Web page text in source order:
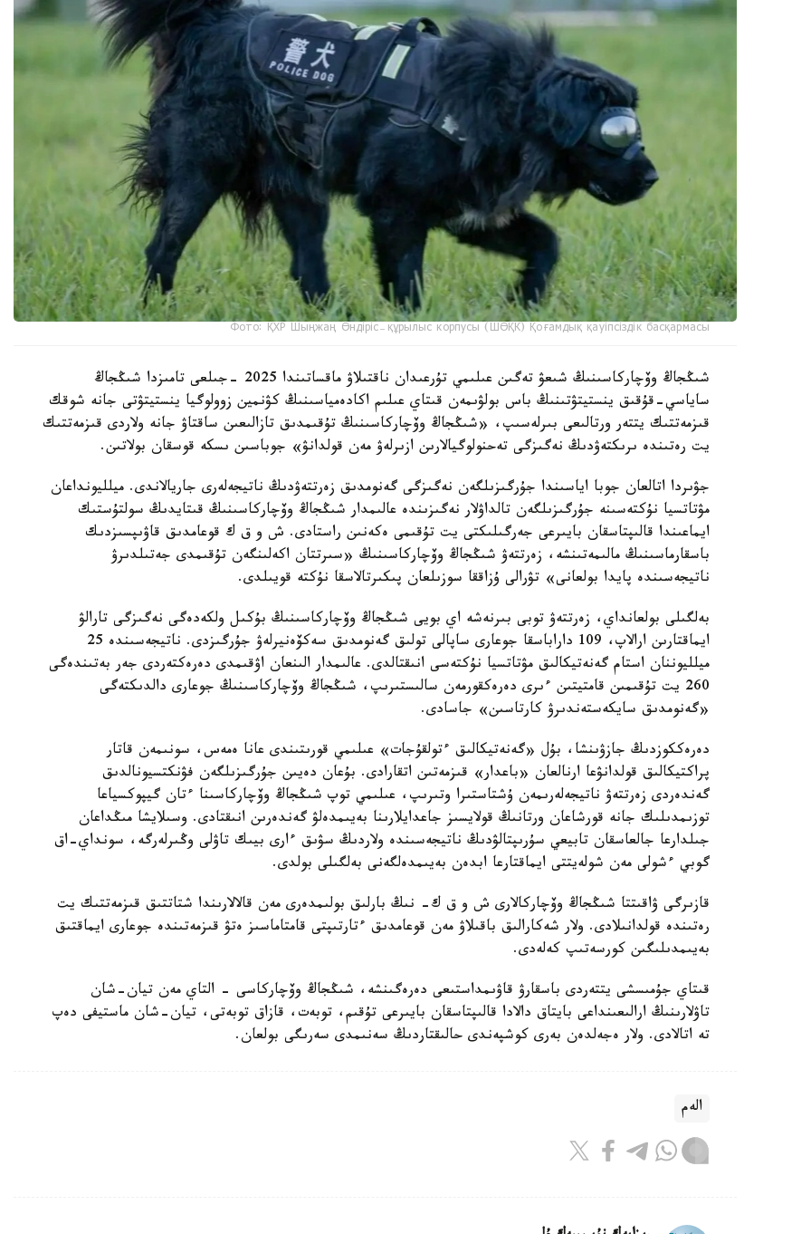
Фото: ҚХР Шыңжаң Өндіріс-құрылыс корпусы (ШӨҚК) Қоғамдық қауіпсіздік басқармасы
شىڭجاڭ وۆچاركاسىنىڭ شىعۋ تەگىن عىلىمي تۇرعىدان ناقتىلاۋ ماقساتىندا 2025 -جىلعى تامىزدا شىڭجاڭ
ساياسي-قۇقىق ينستيتۋتىنىڭ باس بولۋىمەن قىتاي عىلىم اكادەمياسىنىڭ كۋنمين زوولوگيا ينستيتۋتى جانە شوقك
قىزمەتتىك يتتەر ورتالىعى بىرلەسىپ، «شىڭجاڭ وۆچاركاسىنىڭ تۇقىمدىق تازالىعىن ساقتاۋ جانە ولاردى قىزمەتتىك
يت رەتىندە ىرىكتەۋدىڭ نەگىزگى تەحنولوگيالارىن ازىرلەۋ مەن قولدانۋ» جوباسىن ىسكە قوسقان بولاتىن.
جۋىردا اتالعان جوبا اياسىندا جۇرگىزىلگەن نەگىزگى گەنومدىق زەرتتەۋدىڭ ناتيجەلەرى جاريالاندى. ميلليونداعان
مۋتاتسيا نۇكتەسىنە جۇرگىزىلگەن تالداۋلار نەگىزىندە عالىمدار شىڭجاڭ وۆچاركاسىنىڭ قىتايدىڭ سولتۇستىك
ايماعىندا قالىپتاسقان بايىرعى جەرگىلىكتى يت تۇقىمى ەكەنىن راستادى. ش و ق ك قوعامدىق قاۋىپسىزدىك
باسقارماسىنىڭ مالىمەتىنشە، زەرتتەۋ شىڭجاڭ وۆچاركاسىنىڭ «سىرتتان اكەلىنگەن تۇقىمدى جەتىلدىرۋ
ناتيجەسىندە پايدا بولعانى» تۋرالى ۇزاققا سوزىلعان پىكىرتالاسقا نۇكتە قويىلدى.
بەلگىلى بولعانداي، زەرتتەۋ توبى بىرنەشە اي بويى شىڭجاڭ وۆچاركاسىنىڭ بۇكىل ولكەدەگى نەگىزگى تارالۋ
ايماقتارىن ارالاپ، 109 داراباسقا جوعارى ساپالى تولىق گەنومدىق سەكۆەنيرلەۋ جۇرگىزدى. ناتيجەسىندە 25
ميلليوننان استام گەنەتيكالىق مۋتاتسيا نۇكتەسى انىقتالدى. عالىمدار الىنعان اۋقىمدى دەرەكتەردى جەر بەتىندەگى
260 يت تۇقىمىن قامتيتىن ءىرى دەرەكقورمەن سالىستىرىپ، شىڭجاڭ وۆچاركاسىنىڭ جوعارى دالدىكتەگى
«گەنومدىق سايكەستەندىرۋ كارتاسىن» جاسادى.
دەرەككوزدىڭ جازۋىنشا، بۇل «گەنەتيكالىق ءتولقۇجات» عىلىمي قورىتىندى عانا ەمەس، سونىمەن قاتار
پراكتيكالىق قولدانۋعا ارنالعان «باعدار» قىزمەتىن اتقارادى. بۇعان دەيىن جۇرگىزىلگەن فۋنكتسيونالدىق
گەندەردى زەرتتەۋ ناتيجەلەرىمەن ۇشتاستىرا وتىرىپ، عىلىمي توپ شىڭجاڭ وۆچاركاسىنا ءتان گيپوكسياعا
توزىمدىلىك جانە قورشاعان ورتانىڭ قولايسىز جاعدايلارىنا بەيىمدەلۋ گەندەرىن انىقتادى. وسىلايشا مىڭداعان
جىلدارعا جالعاسقان تابيعي سۇرىپتالۋدىڭ ناتيجەسىندە ولاردىڭ سۋىق ءارى بيىك تاۋلى وڭىرلەرگە، سونداي-اق
گوبي ءشولى مەن شولەيتتى ايماقتارعا ابدەن بەيىمدەلگەنى بەلگىلى بولدى.
قازىرگى ۋاقىتتا شىڭجاڭ وۆچاركالارى ش و ق ك- نىڭ بارلىق بولىمدەرى مەن قالالارىندا شتاتتىق قىزمەتتىك يت
رەتىندە قولدانىلادى. ولار شەكارالىق باقىلاۋ مەن قوعامدىق ءتارتىپتى قامتاماسىز ەتۋ قىزمەتىندە جوعارى ايماقتىق
بەيىمدىلىگىن كورسەتىپ كەلەدى.
قىتاي جۇمىسشى يتتەردى باسقارۋ قاۋىمداستىعى دەرەگىنشە، شىڭجاڭ وۆچاركاسى - التاي مەن تيان-شان
تاۋلارىنىڭ ارالىعىنداعى بايتاق دالادا قالىپتاسقان بايىرعى تۇقىم، توبەت، قازاق توبەتى، تيان-شان ماستيفى دەپ
تە اتالادى. ولار ەجەلدەن بەرى كوشپەندى حالىقتاردىڭ سەنىمدى سەرىگى بولعان.
الەم
ريزابەك نۇسىپبەك ۇلى